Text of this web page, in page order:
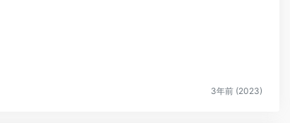
3年前 (2023)